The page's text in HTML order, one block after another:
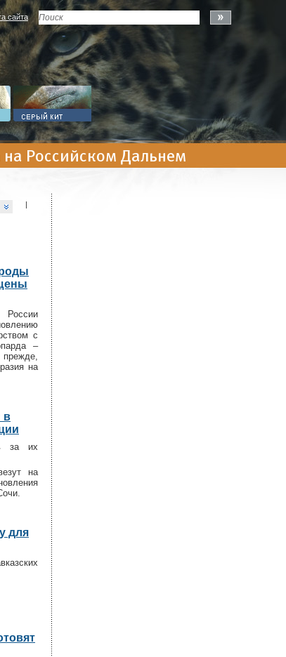
сайта
на Российском Дальнем
|
с
–
на
в
за их
на
для